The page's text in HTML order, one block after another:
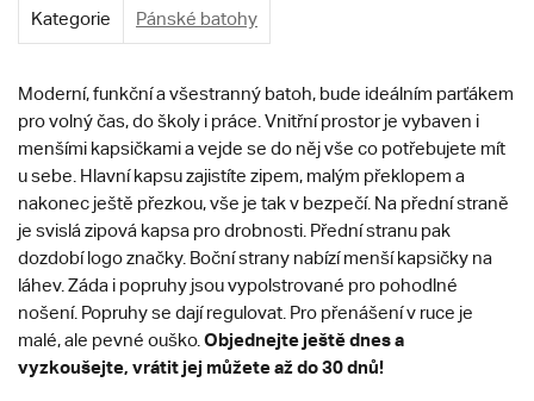
Kategorie Pánské batohy
Moderní, funkční a všestranný batoh, bude ideálním parťákem
pro volný čas, do školy i práce. Vnitřní prostor je vybaven i
menšími kapsičkami a vejde se do něj vše co potřebujete mít
u sebe. Hlavní kapsu zajistíte zipem, malým překlopem a
nakonec ještě přezkou, vše je tak v bezpečí. Na přední straně
je svislá zipová kapsa pro drobnosti. Přední stranu pak
dozdobí logo značky. Boční strany nabízí menší kapsičky na
láhev. Záda i popruhy jsou vypolstrované pro pohodlné
nošení. Popruhy se dají regulovat. Pro přenášení v ruce je
malé, ale pevné ouško. Objednejte ještě dnes a
vyzkoušejte, vrátit jej můžete až do 30 dnů!